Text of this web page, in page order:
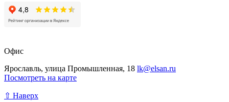
Офис
Ярославль, улица Промышленная, 18 lk@elsan.ru
Посмотреть на карте
⇧ Наверх